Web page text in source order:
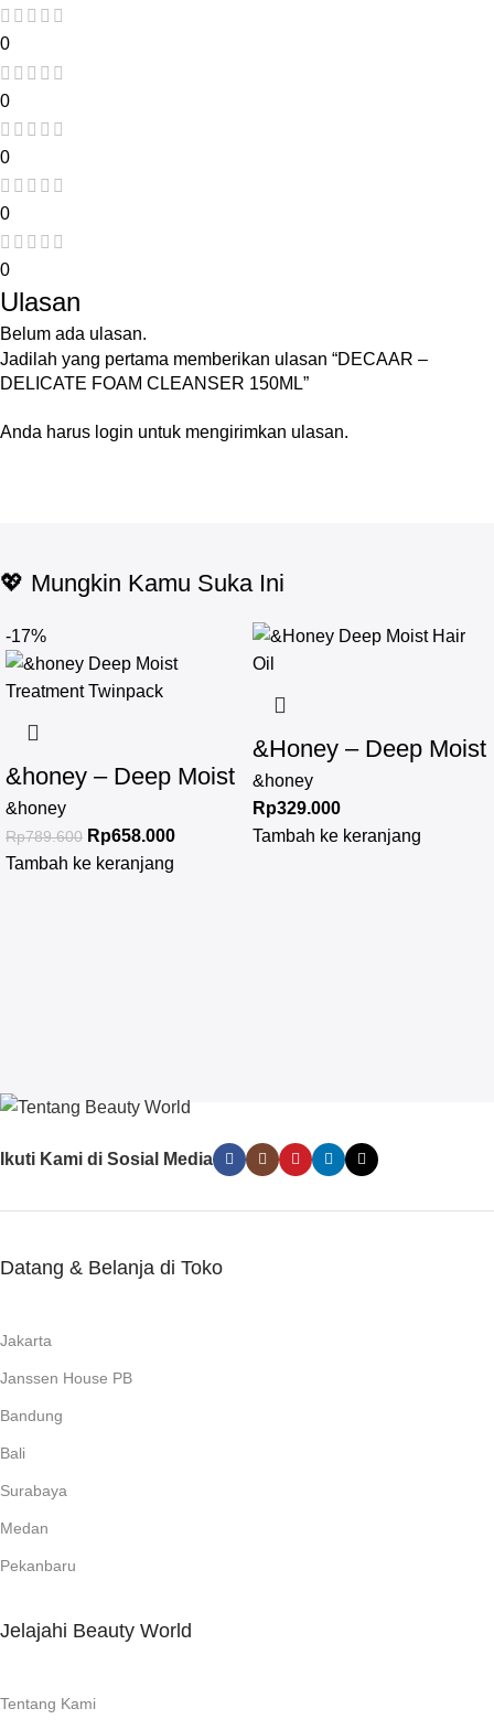
0
0
0
0
0
Ulasan
Belum ada ulasan.
Jadilah yang pertama memberikan ulasan “DECAAR –
DELICATE FOAM CLEANSER 150ML”
Anda harus login untuk mengirimkan ulasan.
💖 Mungkin Kamu Suka Ini
-17%
&honey – Deep Moist
Treatment 445 g
Twinpack
&honey
Rp789.600 Rp658.000
Tambah ke keranjang
&Honey – Deep Moist
Hair Oil 3.0 100ml
&honey
Rp329.000
Tambah ke keranjang
Ikuti Kami di Sosial Media
Datang & Belanja di Toko
Jakarta
Janssen House PB
Bandung
Bali
Surabaya
Medan
Pekanbaru
Jelajahi Beauty World
Tentang Kami